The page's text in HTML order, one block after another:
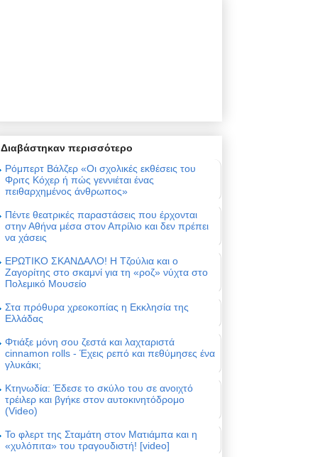
Διαβάστηκαν περισσότερο
Ρόμπερτ Βάλζερ «Οι σχολικές εκθέσεις του
Φριτς Κόχερ ή πώς γεννιέται ένας
πειθαρχημένος άνθρωπος»
Πέντε θεατρικές παραστάσεις που έρχονται
στην Αθήνα μέσα στον Απρίλιο και δεν πρέπει
να χάσεις
ΕΡΩΤΙΚΟ ΣΚΑΝΔΑΛΟ! Η Τζούλια και ο
Ζαγορίτης στο σκαμνί για τη «ροζ» νύχτα στο
Πολεμικό Μουσείο
Στα πρόθυρα χρεοκοπίας η Εκκλησία της
Ελλάδας
Φτιάξε μόνη σου ζεστά και λαχταριστά
cinnamon rolls - Έχεις ρεπό και πεθύμησες ένα
γλυκάκι;
Κτηνωδία: Έδεσε το σκύλο του σε ανοιχτό
τρέιλερ και βγήκε στον αυτοκινητόδρομο
(Video)
Το φλερτ της Σταμάτη στον Ματιάμπα και η
«χυλόπιτα» του τραγουδιστή! [video]